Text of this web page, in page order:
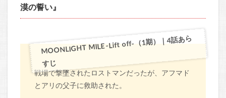
漠の誓い』
MOONLIGHT MILE -Lift off-（1期）｜4話あら
すじ
戦場で撃墜されたロストマンだったが、アフマド
とアリの父子に救助された。